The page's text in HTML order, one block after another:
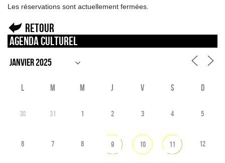
Les réservations sont actuellement fermées.
Retour
Agenda culturel
L M M J V S D
30 31 1 2 3 4 5
6 7 8 9 10 11 12